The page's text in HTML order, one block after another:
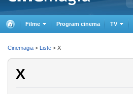
Filme Program cinema TV
X
Cinemagia > Liste > X